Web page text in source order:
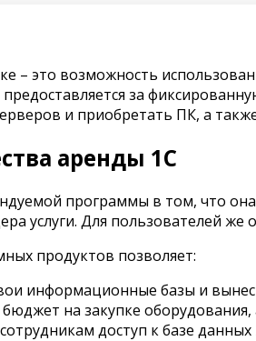
– это возможность
предоставляется за
и приобретать ПК, а
аренды 1С
программы в том, что
услуги. Для пользователей
продуктов позволяет:
информационные базы и
на закупке
доступ к базе